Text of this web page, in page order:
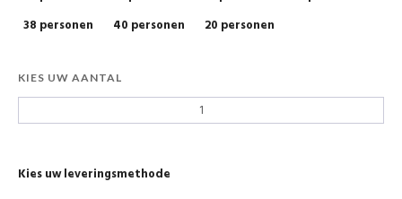
38 personen
40 personen 20 personen
KIES UW AANTAL
Kies uw leveringsmethode